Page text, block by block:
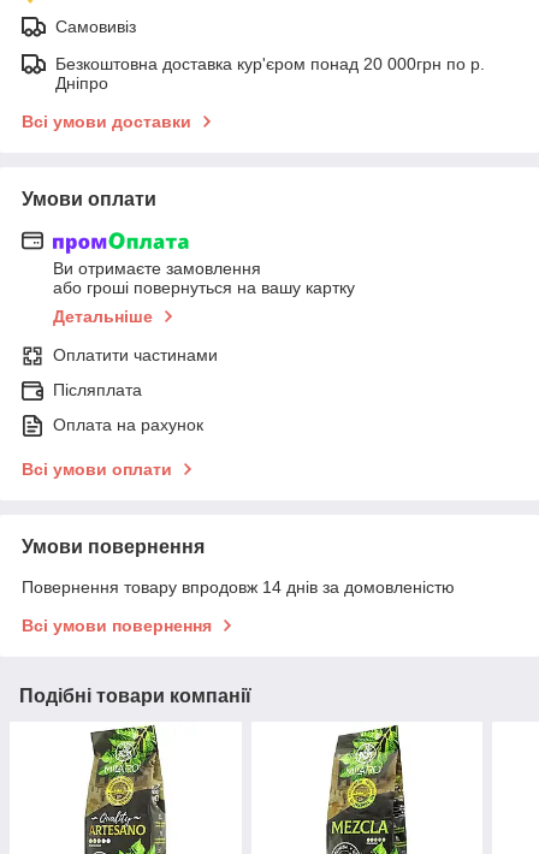
Самовивіз
Безкоштовна доставка кур'єром понад 20 000грн по р.
Дніпро
Всі умови доставки
Умови оплати
Ви отримаєте замовлення
або гроші повернуться на вашу картку
Детальніше
Оплатити частинами
Післяплата
Оплата на рахунок
Всі умови оплати
Умови повернення
Повернення товару впродовж 14 днів за домовленістю
Всі умови повернення
Подібні товари компанії